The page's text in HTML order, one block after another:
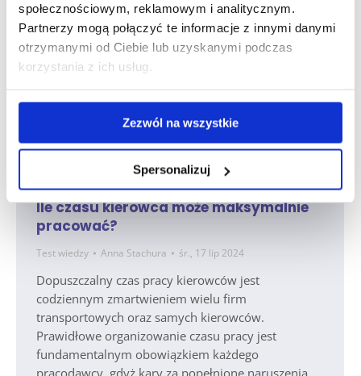
społecznościowym, reklamowym i analitycznym.
Partnerzy mogą połączyć te informacje z innymi danymi
otrzymanymi od Ciebie lub uzyskanymi podczas
korzystania z ich usług.
Zezwól na wszystkie
Spersonalizuj
Ile czasu kierowca może maksymalnie
pracować?
Test wiedzy Anna Stachura śr., 17 lip 2024
Dopuszczalny czas pracy kierowców jest
codziennym zmartwieniem wielu firm
transportowych oraz samych kierowców.
Prawidłowe organizowanie czasu pracy jest
fundamentalnym obowiązkiem każdego
pracodawcy, gdyż kary za popełnione naruszenia